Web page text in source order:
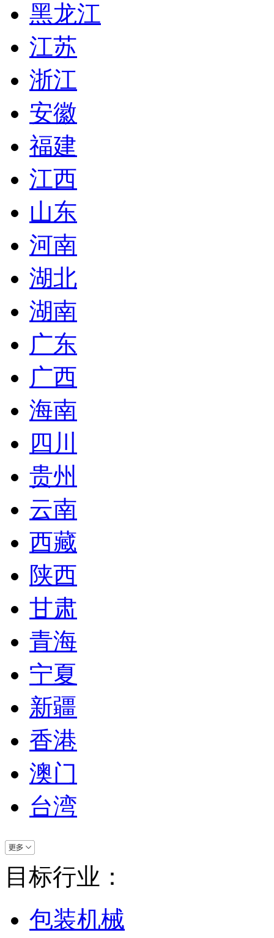
黑龙江
江苏
浙江
安徽
福建
江西
山东
河南
湖北
湖南
广东
广西
海南
四川
贵州
云南
西藏
陕西
甘肃
青海
宁夏
新疆
香港
澳门
台湾
目标行业：
包装机械